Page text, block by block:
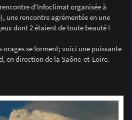
d'Infoclimat organisée à
une rencontre agrémentée en une
dont 2 étaient de toute beauté !
orages se forment; voici une puissante
en direction de la Saône-et-Loire.